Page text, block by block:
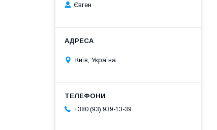
Євген
Київ, Україна
+380 (93) 939-13-39